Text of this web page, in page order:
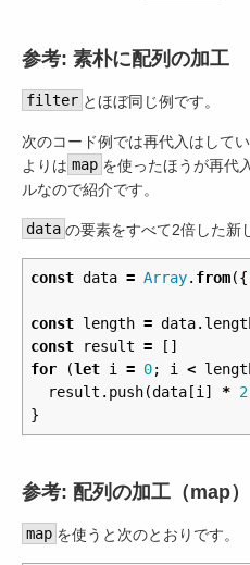
参考: 素朴に配列の加工
filter とほぼ同じ例です。
次のコード例では再代入はして
よりは map を使ったほうが再代
ルなので紹介です。
data の要素をすべて2倍した新
const data = Array. from({
const length = data.
const
result =
[]
for
(let i = 0; i <
result . push(data[i ] * 2
}
参考: 配列の加工（map）
map を使うと次のとおりです。